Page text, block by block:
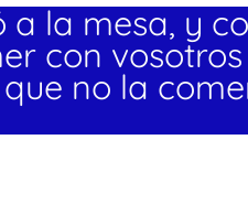
la mesa, y
con
no la